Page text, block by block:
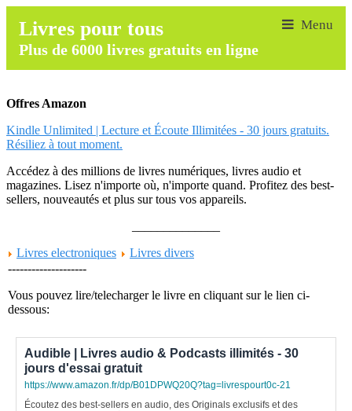
Livres pour tous
Plus de 6000 livres gratuits en ligne
Offres Amazon
Kindle Unlimited | Lecture et Écoute Illimitées - 30 jours gratuits.
Résiliez à tout moment.
Accédez à des millions de livres numériques, livres audio et
magazines. Lisez n'importe où, n'importe quand. Profitez des best-
sellers, nouveautés et plus sur tous vos appareils.
Livres electroniques
Livres divers
--------------------
Vous pouvez lire/telecharger le livre en cliquant sur le lien ci-
dessous:
Audible | Livres audio & Podcasts illimités - 30
jours d'essai gratuit
https://www.amazon.fr/dp/B01DPWQ20Q?tag=livrespourt0c-21
Écoutez des best-sellers en audio, des Originals exclusifs et des